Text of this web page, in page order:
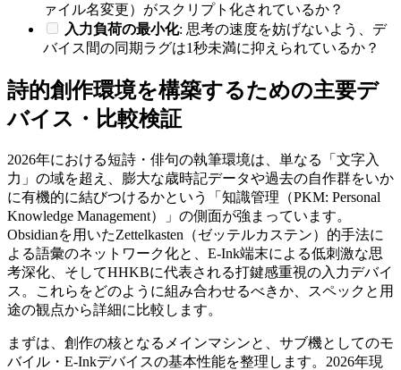
ァイル名変更）がスクリプト化されているか？
入力負荷の最小化: 思考の速度を妨げないよう、デ
バイス間の同期ラグは1秒未満に抑えられているか？
詩的創作環境を構築するための主要デ
バイス・比較検証
2026年における短詩・俳句の執筆環境は、単なる「文字入
力」の域を超え、膨大な歳時記データや過去の自作群をいか
に有機的に結びつけるかという「知識管理（PKM: Personal
Knowledge Management）」の側面が強まっています。
Obsidianを用いたZettelkasten（ゼッテルカステン）的手法に
よる語彙のネットワーク化と、E-Ink端末による低刺激な思
考深化、そしてHHKBに代表される打鍵感重視の入力デバイ
ス。これらをどのように組み合わせるべきか、スペックと用
途の観点から詳細に比較します。
まずは、創作の核となるメインマシンと、サブ機としてのモ
バイル・E-Inkデバイスの基本性能を整理します。2026年現